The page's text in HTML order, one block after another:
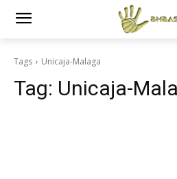
Tags Unicaja-Malaga
Tag: Unicaja-